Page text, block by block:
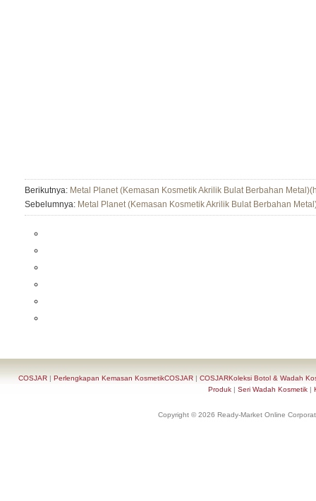
Berikutnya: Metal Planet (Kemasan Kosmetik Akrilik Bulat Berbahan
Sebelumnya: Metal Planet (Kemasan Kosmetik Akrilik Bulat Berbahan
COSJAR| Perlengkapan Kemasan KosmetikCOSJAR| COSJARKoleksi Botol & Wadah
Produk | Seri Wadah Kosmetik |
Copyright © 2026 Ready-Market Online